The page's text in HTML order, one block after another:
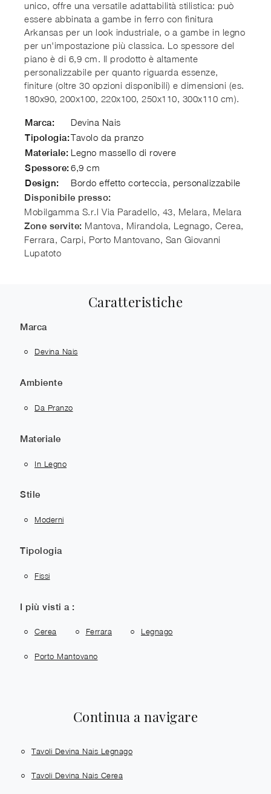
unico, offre una versatile adattabilità stilistica: può
essere abbinata a gambe in ferro con finitura
Arkansas per un look industriale, o a gambe in legno
per un'impostazione più classica. Lo spessore del
piano è di 6,9 cm. Il prodotto è altamente
personalizzabile per quanto riguarda essenze,
finiture (oltre 30 opzioni disponibili) e dimensioni (es.
180x90, 200x100, 220x100, 250x110, 300x110 cm).
Marca: Devina Nais
Tipologia:Tavolo da pranzo
Materiale: Legno massello di rovere
Spessore:6,9 cm
Design: Bordo effetto corteccia, personalizzabile
Disponibile presso:
Mobilgamma S.r.l Via Paradello, 43, Melara, Melara
Zone servite: Mantova, Mirandola, Legnago, Cerea,
Ferrara, Carpi, Porto Mantovano, San Giovanni
Lupatoto
Caratteristiche
Marca
Devina Nais
Ambiente
Da Pranzo
Materiale
In Legno
Stile
Moderni
Tipologia
Fissi
I più visti a :
Cerea Ferrara Legnago
Porto Mantovano
Continua a navigare
Tavoli Devina Nais Legnago
Tavoli Devina Nais Cerea